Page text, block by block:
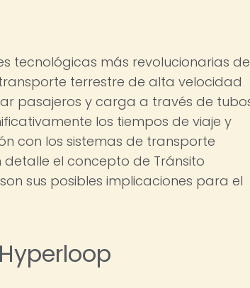
tecnológicas más revolucionarias de
terrestre de alta velocidad
pasajeros y carga a través de
los tiempos de viaje y
con los sistemas de transporte
detalle el concepto de Tránsito
sus posibles implicaciones para el